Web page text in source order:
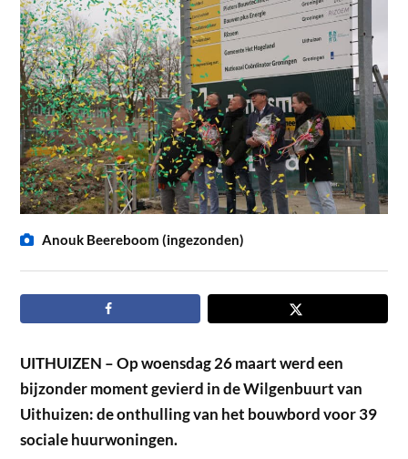
Anouk Beereboom (ingezonden)
UITHUIZEN – Op woensdag 26 maart werd een
bijzonder moment gevierd in de Wilgenbuurt van
Uithuizen: de onthulling van het bouwbord voor 39
sociale huurwoningen.